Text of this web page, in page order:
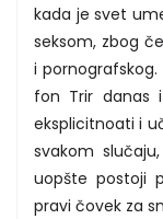
kada je svet
seksom, zbog
i
fon Trir danas
eksplicitnoati i
svakom
uopšte postoji
pravi čovek za